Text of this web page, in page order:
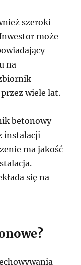
szeroki
może
na
wiele lat.
betonowy
instalacji
ma jakość
się na